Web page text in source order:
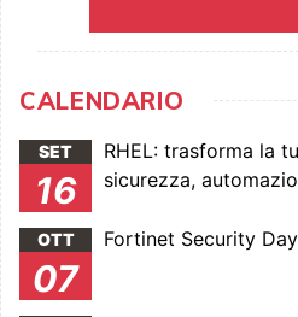
CALENDARIO
SET
16
RHEL: trasforma la
sicurezza,
OTT
07
Fortinet Security